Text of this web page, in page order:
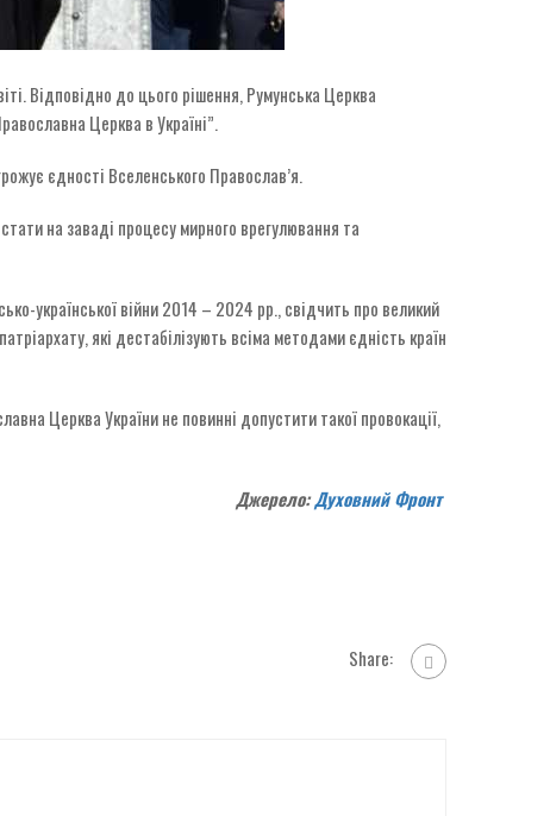
Відповідно до цього рішення, Румунська Церква
Церква в Україні”.
єдності Вселенського Православ’я.
на заваді процесу мирного врегулювання та
української війни 2014 – 2024 рр., свідчить про великий
які дестабілізують всіма методами єдність країн
Церква України не повинні допустити такої провокації,
Джерело:Духовний Фронт
Share: